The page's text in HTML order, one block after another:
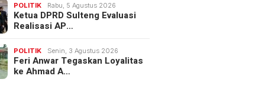
POLITIK Rabu, 5 Agustus 2026
Ketua DPRD Sulteng Evaluasi
Realisasi AP…
POLITIK Senin, 3 Agustus 2026
Feri Anwar Tegaskan Loyalitas
ke Ahmad A…